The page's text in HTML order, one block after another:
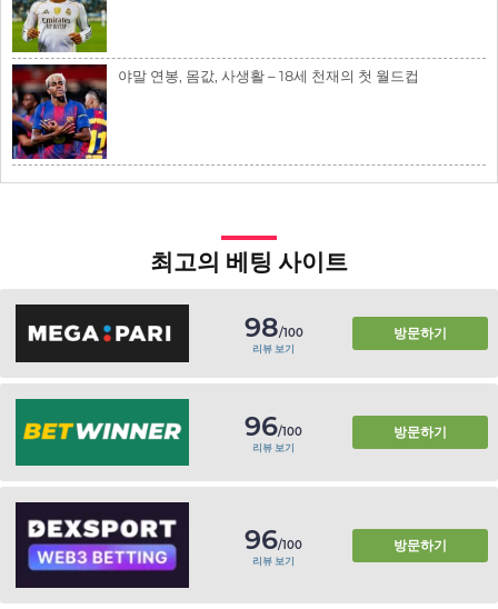
야말 연봉, 몸값, 사생활 – 18세 천재의 첫 월드컵
최고의 베팅 사이트
98/100
리뷰 보기
방문하기
96/100
리뷰 보기
방문하기
96/100
리뷰 보기
방문하기